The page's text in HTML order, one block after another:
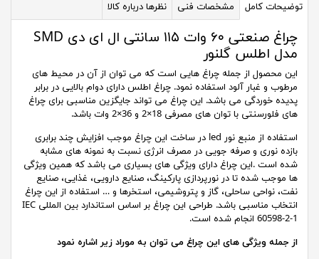
توضیحات کامل مشخصات فنی نظرها درباره کالا
چراغ صنعتی ۶۰ وات ۱۱۵ سانتی ال ای دی SMD
مدل اطلس گلنور
این محصول از جمله چراغ هایی است که می توان از آن در محیط های
مرطوب و غبار آلود استفاده نمود. چراغ اطلس دارای دوام بالایی در برابر
پدیده خوردگی می باشد. این چراغ می تواند جایگزین مناسبی برای چراغ
های فلورسنتی با توان های مصرفی 18×2 و 36×2 وات باشد.
استفاده از منبع نور led در ساخت این چراغ موجب افزایش چند برابری
بازده نوری و صرفه جویی در مصرف انرژی نسبت به نمونه های مشابه
شده است .این چراغ دارای ویژگی های بسیاری می باشد که همین ویژگی
ها موجب شده تا در نورپردازی پارکینگ، صنایع دارویی، غذایی، صنایع
نفت، نواحی ساحلی، گاز و پتروشیمی، استخرها و … استفاده از این چراغ
انتخاب مناسبی باشد. طراحی این چراغ بر اساس استاندارد بین المللی IEC
60598-2-1 انجام شده است.
از جمله ویژگی های این چراغ می توان به موراد زیر اشاره نمود